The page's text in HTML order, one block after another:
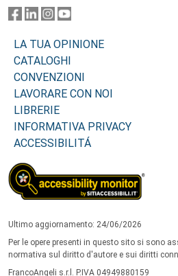
LA TUA OPINIONE
CATALOGHI
CONVENZIONI
LAVORARE CON NOI
LIBRERIE
INFORMATIVA PRIVACY
ACCESSIBILITÁ
Ultimo aggiornamento: 24/06/2026
Per le opere presenti in questo sito si sono
normativa sul diritto d'autore e sui diritti
FrancoAngeli s.r.l. P.IVA 04949880159